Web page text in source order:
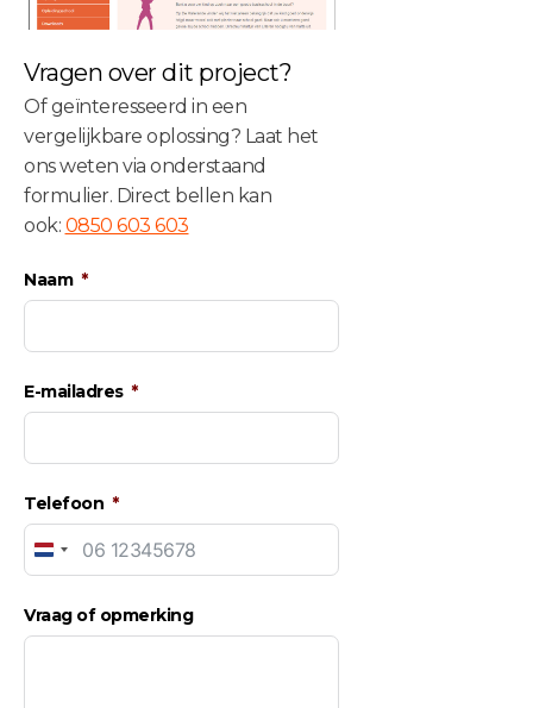
Vragen over dit project?
Of geïnteresseerd in een
vergelijkbare oplossing? Laat het
ons weten via onderstaand
formulier. Direct bellen kan
ook: 0850 603 603
Naam
E-mailadres
Telefoon
Netherlands
Vraag of opmerking